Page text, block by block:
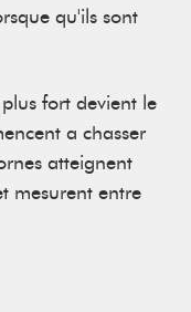
qu'ils sont
fort devient le
a chasser
atteignent
mesurent entre